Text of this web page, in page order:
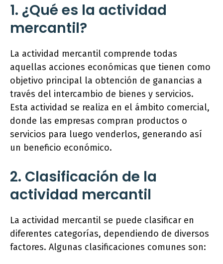
1. ¿Qué es la actividad
mercantil?
La actividad mercantil comprende todas
aquellas acciones económicas que tienen como
objetivo principal la obtención de ganancias a
través del intercambio de bienes y servicios.
Esta actividad se realiza en el ámbito comercial,
donde las empresas compran productos o
servicios para luego venderlos, generando así
un beneficio económico.
2. Clasificación de la
actividad mercantil
La actividad mercantil se puede clasificar en
diferentes categorías, dependiendo de diversos
factores. Algunas clasificaciones comunes son: